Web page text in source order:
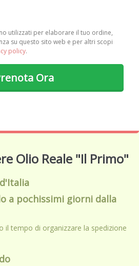
utilizzati per elaborare il tuo ordine,
su questo sito web e per altri scopi
policy.
Ora
Olio Reale "Il Primo"
a pochissimi giorni dalla
il tempo di organizzare la spedizione